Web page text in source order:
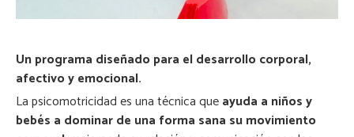
Un programa diseñado para el desarrollo corporal,
afectivo y emocional.
La psicomotricidad es una técnica queayuda a niños y
bebés a dominar de una forma sana su movimiento